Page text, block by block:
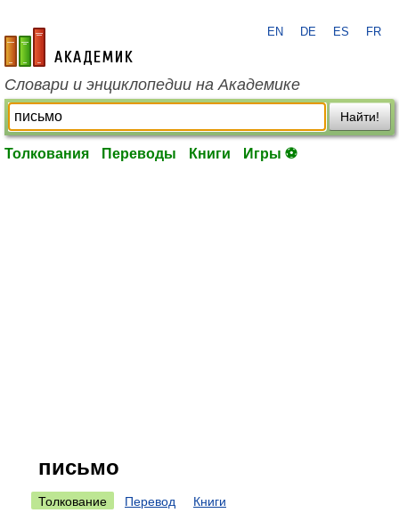
academic.ru
EN DE ES FR
Словари и энциклопедии на Академике
Найти!
Толкования Переводы Книги Игры ⚽
письмо
Толкование Перевод Книги